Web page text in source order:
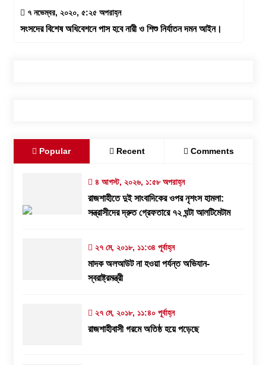
৭ নভেম্বর, ২০২০, ৫:২৫ অপরাহ্ন
সংসদের বিশেষ অধিবেশনে পাস হবে নারী ও শিশু নির্যাতন দমন আইন।
Popular Recent Comments
৪ আগস্ট, ২০২৬, ১:৫৮ অপরাহ্ন
রাজশাহীতে দুই সাংবাদিকের ওপর নৃশংস হামলা:
সন্ত্রাসীদের দ্রুত গ্রেফতারে ৭২ ঘন্টা আলটিমেটাম
২৭ মে, ২০১৮, ১১:৩৪ পূর্বাহ্ন
মাদক অলআউট না হওয়া পর্যন্ত অভিযান-
স্বরাষ্ট্রমন্ত্রী
২৭ মে, ২০১৮, ১১:৪০ পূর্বাহ্ন
রাজশাহীবাসী গরমে অতিষ্ঠ হয়ে পড়েছে